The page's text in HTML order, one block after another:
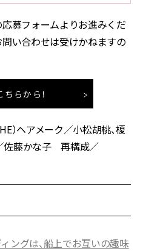
募フォームよりお進みくだ
い合わせは受けかねますの
らから！
）ヘアメーク／小松胡桃、榎
佐藤かな子 再構成／
ングは、船上でお互いの趣味